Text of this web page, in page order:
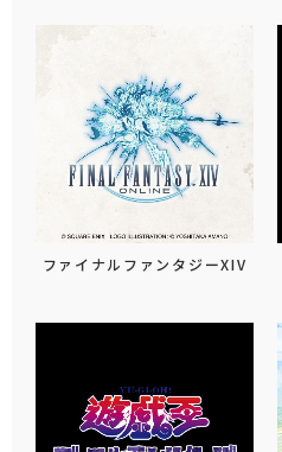
ファイナルファンタジーXIV